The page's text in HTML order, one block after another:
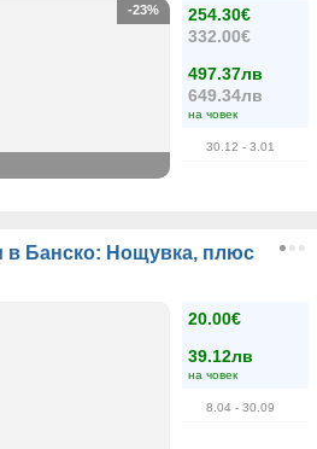
254.30€
332.00€
497.37лв
649.34лв
на човек
30.12 - 3.01
-23%
в Банско: Нощувка, плюс
20.00€
39.12лв
на човек
8.04 - 30.09